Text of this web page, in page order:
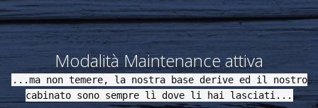
Modalità Maintenance attiva
...ma non temere, la nostra base derive ed il nostro
cabinato sono sempre lì dove li hai lasciati...